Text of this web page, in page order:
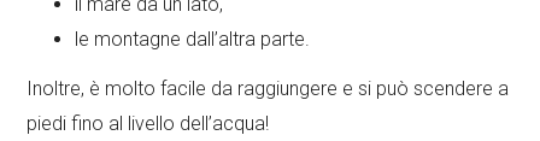
le montagne dall’altra parte.
Inoltre, è molto facile da raggiungere e si può scendere a
piedi fino al livello dell’acqua!